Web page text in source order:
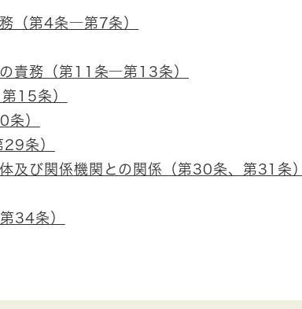
（第4条―第7条）
責務（第11条―第13条）
15条）
）
条）
び関係機関との関係（第30条、第31条）
34条）